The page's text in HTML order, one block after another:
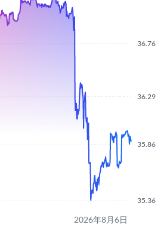
35.36
35.86
36.29
36.76
2026年8月6日